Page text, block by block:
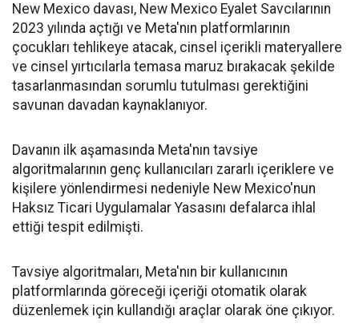
New Mexico davası, New Mexico Eyalet Savcılarının
2023 yılında açtığı ve Meta'nın platformlarının
çocukları tehlikeye atacak, cinsel içerikli materyallere
ve cinsel yırtıcılarla temasa maruz bırakacak şekilde
tasarlanmasından sorumlu tutulması gerektiğini
savunan davadan kaynaklanıyor.
Davanın ilk aşamasında Meta'nın tavsiye
algoritmalarının genç kullanıcıları zararlı içeriklere ve
kişilere yönlendirmesi nedeniyle New Mexico'nun
Haksız Ticari Uygulamalar Yasasını defalarca ihlal
ettiği tespit edilmişti.
Tavsiye algoritmaları, Meta'nın bir kullanıcının
platformlarında göreceği içeriği otomatik olarak
düzenlemek için kullandığı araçlar olarak öne çıkıyor.